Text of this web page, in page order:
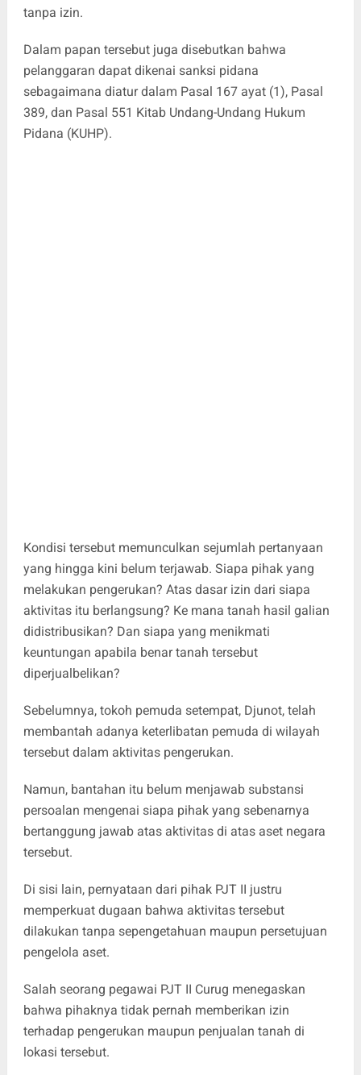
tanpa izin.
Dalam papan tersebut juga disebutkan bahwa
pelanggaran dapat dikenai sanksi pidana
sebagaimana diatur dalam Pasal 167 ayat (1), Pasal
389, dan Pasal 551 Kitab Undang-Undang Hukum
Pidana (KUHP).
Kondisi tersebut memunculkan sejumlah pertanyaan
yang hingga kini belum terjawab. Siapa pihak yang
melakukan pengerukan? Atas dasar izin dari siapa
aktivitas itu berlangsung? Ke mana tanah hasil galian
didistribusikan? Dan siapa yang menikmati
keuntungan apabila benar tanah tersebut
diperjualbelikan?
Sebelumnya, tokoh pemuda setempat, Djunot, telah
membantah adanya keterlibatan pemuda di wilayah
tersebut dalam aktivitas pengerukan.
Namun, bantahan itu belum menjawab substansi
persoalan mengenai siapa pihak yang sebenarnya
bertanggung jawab atas aktivitas di atas aset negara
tersebut.
Di sisi lain, pernyataan dari pihak PJT II justru
memperkuat dugaan bahwa aktivitas tersebut
dilakukan tanpa sepengetahuan maupun persetujuan
pengelola aset.
Salah seorang pegawai PJT II Curug menegaskan
bahwa pihaknya tidak pernah memberikan izin
terhadap pengerukan maupun penjualan tanah di
lokasi tersebut.